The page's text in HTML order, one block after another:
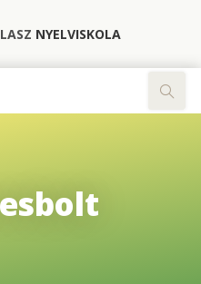
NYELVISKOLA